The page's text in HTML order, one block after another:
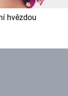
hvězdou